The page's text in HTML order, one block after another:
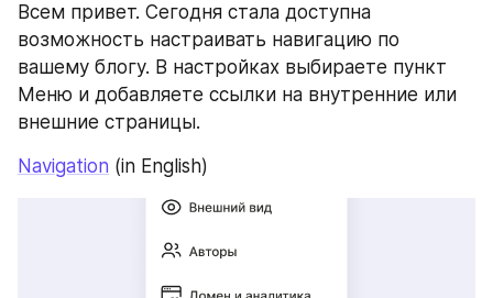
Всем привет. Сегодня стала доступна
возможность настраивать навигацию по
вашему блогу. В настройках выбираете пункт
Меню и добавляете ссылки на внутренние или
внешние страницы.
Navigation (in English)